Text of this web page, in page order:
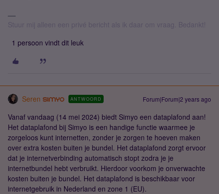
Stuur mij alleen een privé bericht als ik daar om vraag. Bedankt!
1 persoon vindt dit leuk
Seren ANTWOORD Forum|Forum|2 years ago
Vanaf vandaag (14 mei 2024) biedt Simyo een dataplafond aan!
Het dataplafond bij Simyo is een handige functie waarmee je
zorgeloos kunt internetten, zonder je zorgen te hoeven maken
over extra kosten buiten je bundel. Het dataplafond zorgt ervoor
dat je internetverbinding automatisch stopt zodra je je
internetbundel hebt verbruikt. Hierdoor voorkom je onverwachte
kosten buiten je bundel. Het dataplafond is beschikbaar voor
internetgebruik in Nederland en zone 1 (EU).